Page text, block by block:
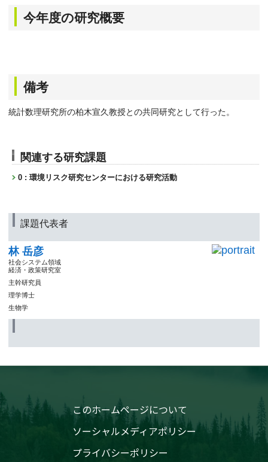
今年度の研究概要
備考
統計数理研究所の柏木宣久教授との共同研究として行った。
関連する研究課題
0 : 環境リスク研究センターにおける研究活動
課題代表者
林 岳彦
社会システム領域
経済・政策研究室
主幹研究員
理学博士
生物学
このホームページについて
ソーシャルメディアポリシー
プライバシーポリシー